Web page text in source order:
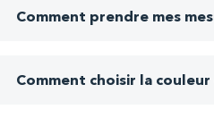
Comment prendre mes
Comment choisir la